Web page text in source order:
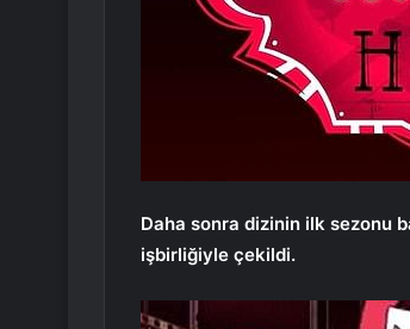
Daha sonra dizinin ilk sezonu
işbirliğiyle çekildi.